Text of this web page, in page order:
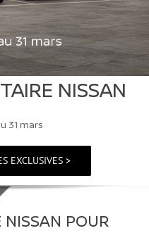
NISSAN
31 mars
EXCLUSIVES >
POUR